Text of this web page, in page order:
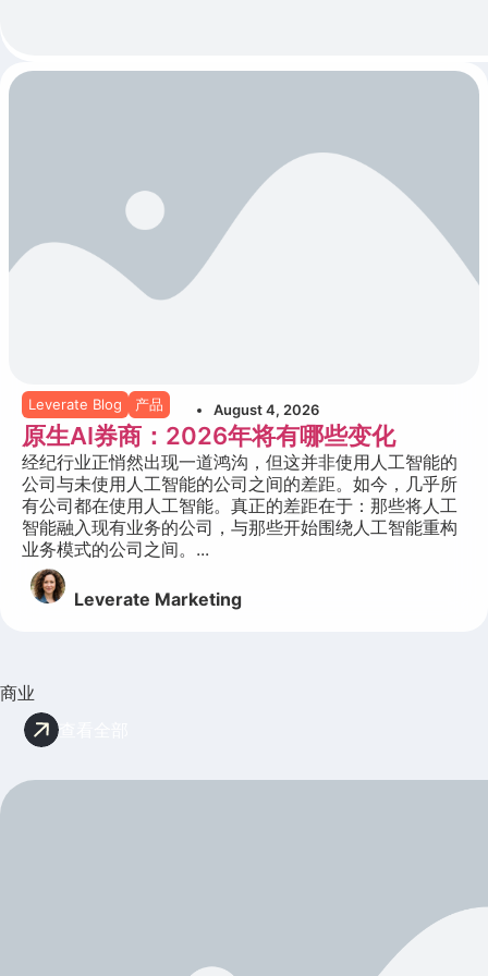
Leverate Blog 产品 August 4, 2026
原生AI券商：2026年将有哪些变化
经纪行业正悄然出现一道鸿沟，但这并非使用人工智能的
公司与未使用人工智能的公司之间的差距。如今，几乎所
有公司都在使用人工智能。真正的差距在于：那些将人工
智能融入现有业务的公司，与那些开始围绕人工智能重构
业务模式的公司之间。...
Leverate Marketing
商业